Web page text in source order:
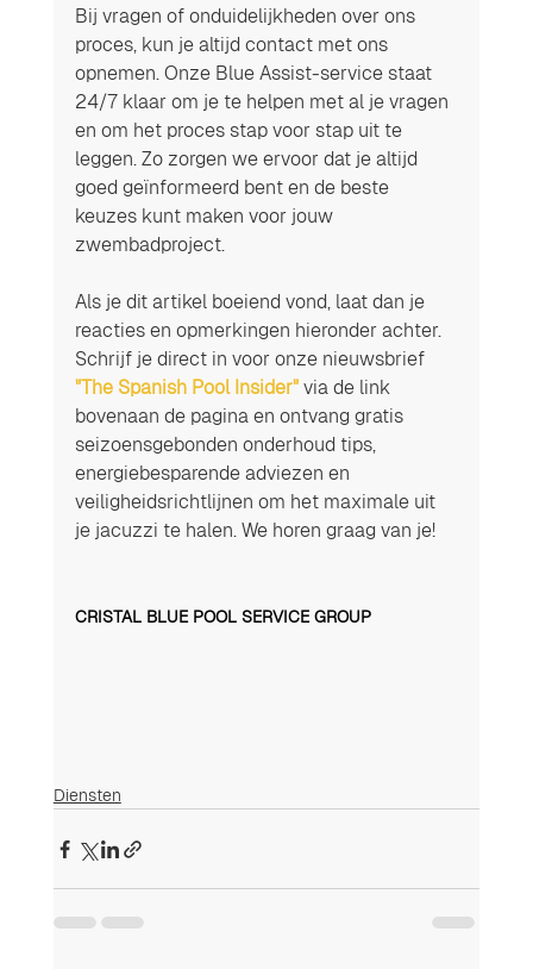
Bij vragen of onduidelijkheden over ons
proces, kun je altijd contact met ons
opnemen. Onze Blue Assist-service staat
24/7 klaar om je te helpen met al je vragen
en om het proces stap voor stap uit te
leggen. Zo zorgen we ervoor dat je altijd
goed geïnformeerd bent en de beste
keuzes kunt maken voor jouw
zwembadproject.
Als je dit artikel boeiend vond, laat dan je
reacties en opmerkingen hieronder achter.
Schrijf je direct in voor onze nieuwsbrief
"The Spanish Pool Insider" via de link
bovenaan de pagina en ontvang gratis
seizoensgebonden onderhoud tips,
energiebesparende adviezen en
veiligheidsrichtlijnen om het maximale uit
je jacuzzi te halen. We horen graag van je!
CRISTAL BLUE POOL SERVICE GROUP
Diensten